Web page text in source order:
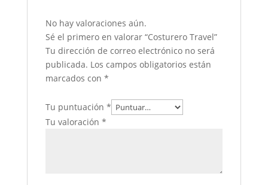
No hay valoraciones aún.
Sé el primero en valorar “Costurero Travel”
Tu dirección de correo electrónico no será
publicada. Los campos obligatorios están
marcados con *
Tu puntuación *
Tu valoración *